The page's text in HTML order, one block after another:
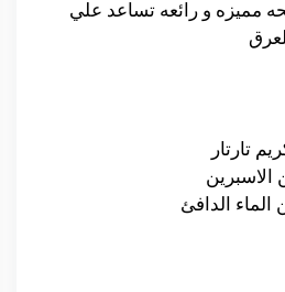
مميزه و رائعه تساعد علي
تارتار
الدافئ